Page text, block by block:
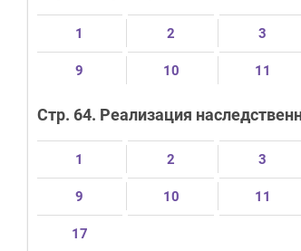
1 2 3
9 10 11
Стр. 64. Реализация
1 2 3
9 10 11
17